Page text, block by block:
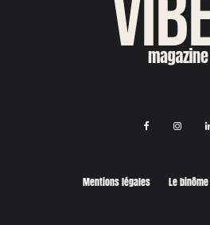
Mentions légales Le binôme